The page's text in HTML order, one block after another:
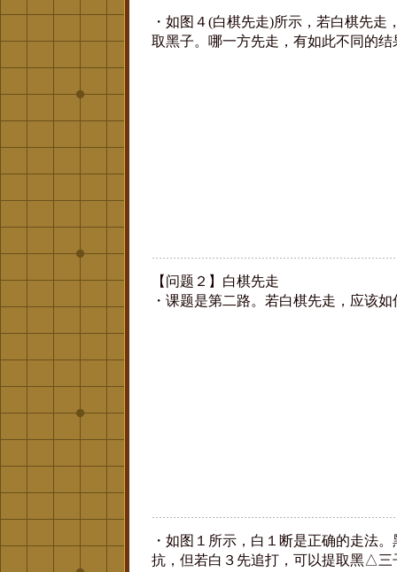
・如图４(白棋先走)所示，若白棋先走
取黑子。哪一方先走，有如此不同的结
【问题２】白棋先走
・课题是第二路。若白棋先走，应该如
・如图１所示，白１断是正确的走法
抗，但若白３先追打，可以提取黑△三